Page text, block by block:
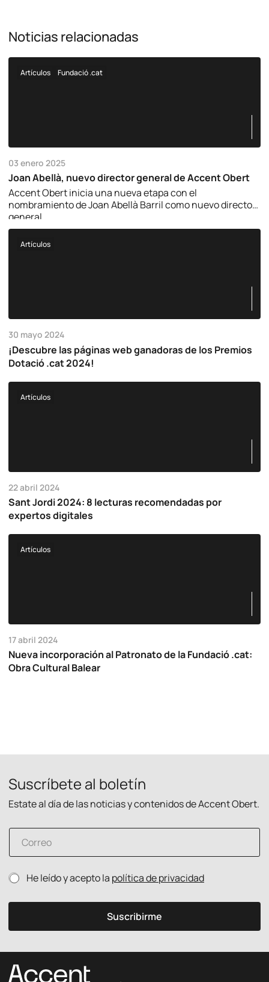
Noticias relacionadas
Artículos Fundació .cat
03 enero 2025
Joan Abellà, nuevo director general de Accent Obert
Accent Obert inicia una nueva etapa con el
nombramiento de Joan Abellà Barril como nuevo director
general.
Artículos
30 mayo 2024
¡Descubre las páginas web ganadoras de los Premios
Dotació .cat 2024!
Artículos
22 abril 2024
Sant Jordi 2024: 8 lecturas recomendadas por
expertos digitales
Artículos
17 abril 2024
Nueva incorporación al Patronato de la Fundació .cat:
Obra Cultural Balear
Suscríbete al boletín
Estate al día de las noticias y contenidos de Accent Obert.
C
r
e
e
ó
p
r
v
c
d
a
d
P
l
i
d
He leído y acepto la política de privacidad
Suscribirme